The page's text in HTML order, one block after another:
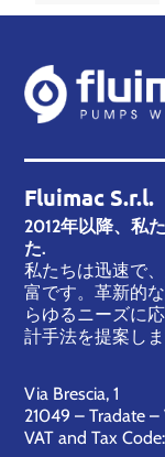
Fluimac S.r.l.
2012年以降、私
た.
私たちは迅速で
富です。革新的
らゆるニーズに
計手法を提案しま
Via Brescia, 1
21049 – Tradate –
VAT and Tax